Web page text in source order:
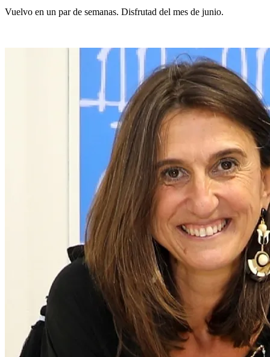
Vuelvo en un par de semanas. Disfrutad del mes de junio.